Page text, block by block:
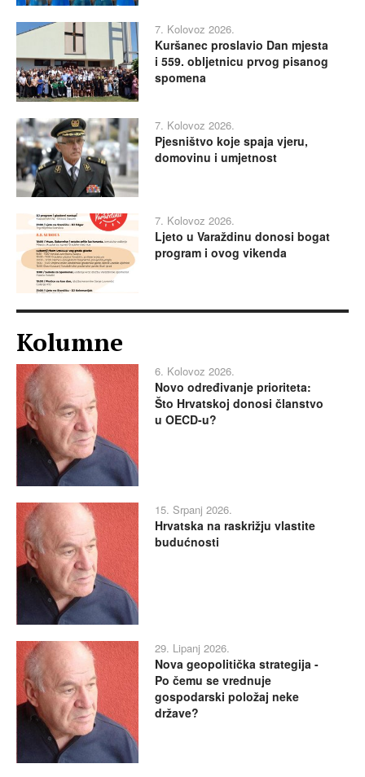
7. Kolovoz 2026.
Kuršanec proslavio Dan mjesta
i 559. obljetnicu prvog pisanog
spomena
7. Kolovoz 2026.
Pjesništvo koje spaja vjeru,
domovinu i umjetnost
7. Kolovoz 2026.
Ljeto u Varaždinu donosi bogat
program i ovog vikenda
Kolumne
6. Kolovoz 2026.
Novo određivanje prioriteta:
Što Hrvatskoj donosi članstvo
u OECD-u?
15. Srpanj 2026.
Hrvatska na raskrižju vlastite
budućnosti
29. Lipanj 2026.
Nova geopolitička strategija -
Po čemu se vrednuje
gospodarski položaj neke
države?